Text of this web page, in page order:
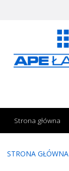
Strona główna
STRONA GŁÓWNA